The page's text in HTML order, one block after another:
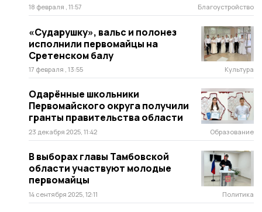
18 февраля , 11:57 Благоустройство
«Сударушку», вальс и полонез
исполнили первомайцы на
Сретенском балу
17 февраля , 13:55 Культура
Одарённые школьники
Первомайского округа получили
гранты правительства области
23 декабря 2025, 11:42 Образование
В выборах главы Тамбовской
области участвуют молодые
первомайцы
14 сентября 2025, 12:11 Политика